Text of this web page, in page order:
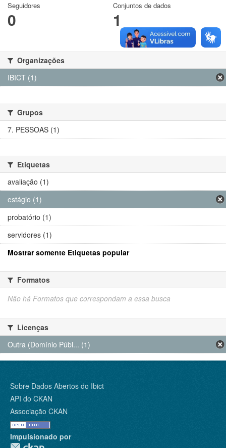
Seguidores
0
Conjuntos de dados
1
Organizações
IBICT (1)
Grupos
7. PESSOAS (1)
Etiquetas
avaliação (1)
estágio (1)
probatório (1)
servidores (1)
Mostrar somente Etiquetas popular
Formatos
Não há Formatos que correspondam a essa busca
Licenças
Outra (Domínio Públ... (1)
Sobre Dados Abertos do Ibict
API do CKAN
Associação CKAN
Impulsionado por